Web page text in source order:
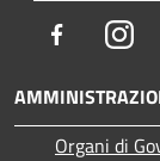
Facebook
Organi di